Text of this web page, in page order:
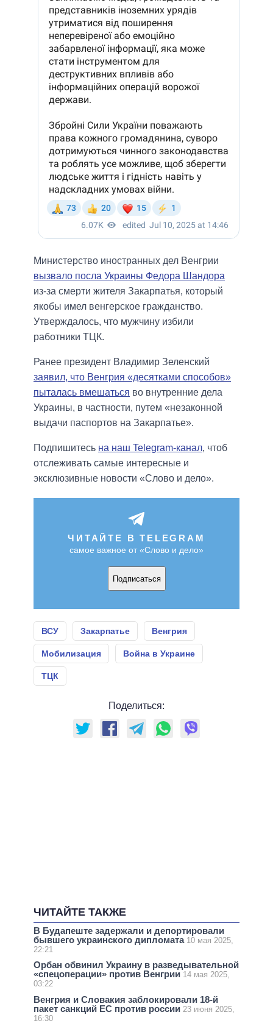
Министерство иностранных дел Венгрии
вызвало посла Украины Федора Шандора
из-за смерти жителя Закарпатья, который
якобы имел венгерское гражданство.
Утверждалось, что мужчину избили
работники ТЦК.
Ранее президент Владимир Зеленский
заявил, что Венгрия «десятками способов»
пыталась вмешаться во внутренние дела
Украины, в частности, путем «незаконной
выдачи паспортов на Закарпатье».
Подпишитесь на наш Telegram-канал, чтоб
отслеживать самые интересные и
эксклюзивные новости «Слово и дело».
ЧИТАЙТЕ В TELEGRAM
самое важное от «Слово и дело»
Подписаться
ВСУ Закарпатье Венгрия
Мобилизация Война в Украине
ТЦК
Поделиться:
ЧИТАЙТЕ ТАКЖЕ
В Будапеште задержали и депортировали
бывшего украинского дипломата 10 мая 2025,
22:21
Орбан обвинил Украину в разведывательной
«спецоперации» против Венгрии 14 мая 2025,
03:22
Венгрия и Словакия заблокировали 18-й
пакет санкций ЕС против россии 23 июня 2025,
16:30